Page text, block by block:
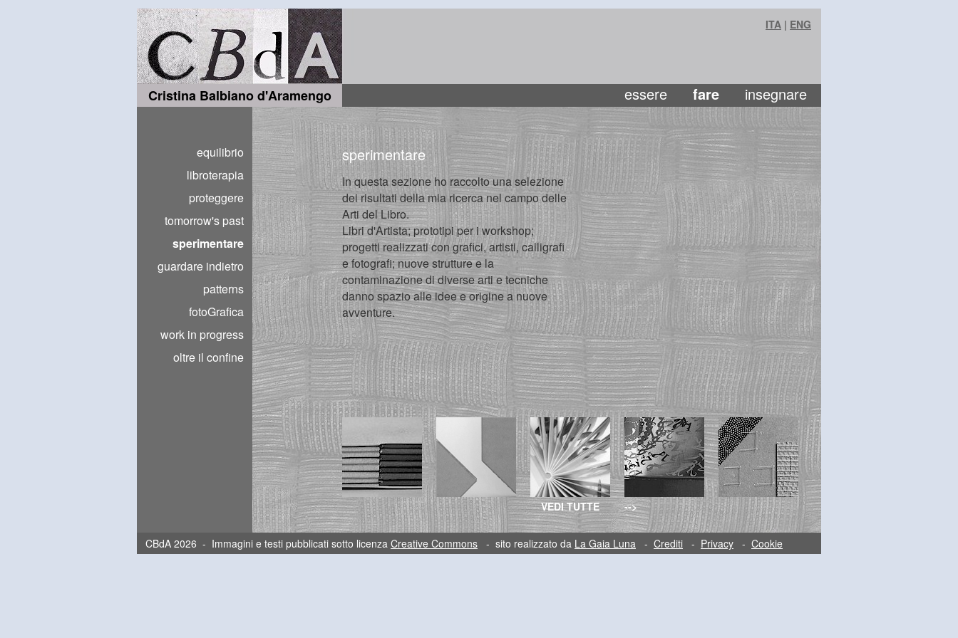
ITA | ENG
Cristina Balbiano d'Aramengo essere fare insegnare
equilibrio
libroterapia
proteggere
tomorrow's past
sperimentare
guardare indietro
patterns
fotoGrafica
work in progress
oltre il confine
sperimentare
In questa sezione ho raccolto una selezione
dei risultati della mia ricerca nel campo delle
Arti del Libro.
Libri d'Artista; prototipi per i workshop;
progetti realizzati con grafici, artisti, calligrafi
e fotografi; nuove strutture e la
contaminazione di diverse arti e tecniche
danno spazio alle idee e origine a nuove
avventure.
VEDI TUTTE -->
CBdA 2026 - Immagini e testi pubblicati sotto licenza Creative Commons - sito realizzato da La Gaia Luna - Crediti - Privacy - Cookie